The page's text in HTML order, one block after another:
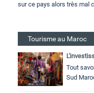
sur ce pays alors très mal
Tourisme au Maroc
Tout
Sud